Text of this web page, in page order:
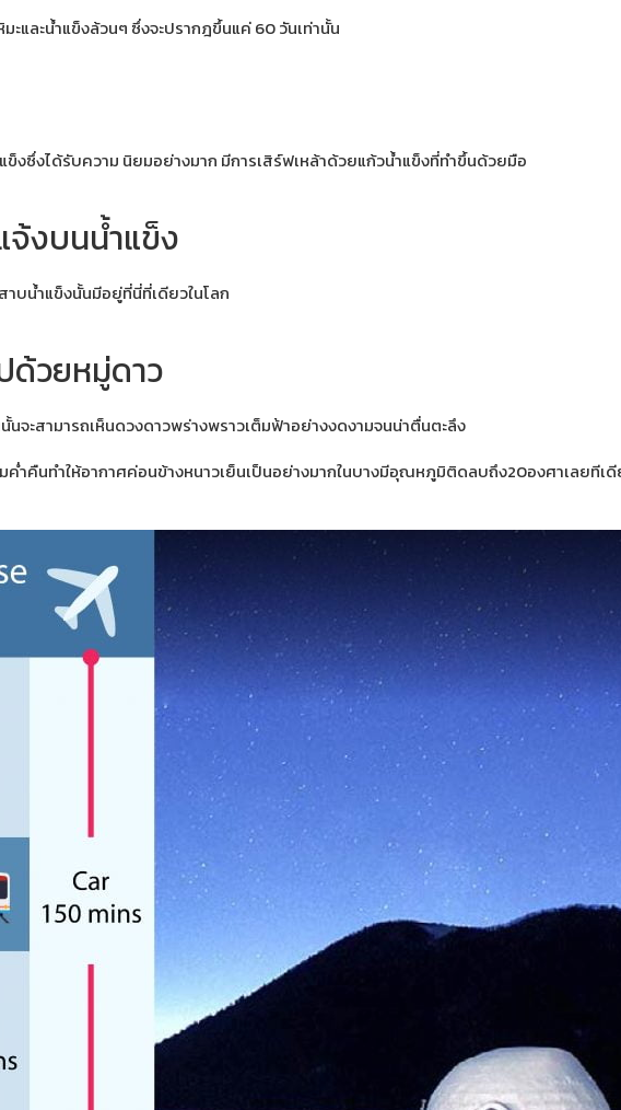
ะและน้ำแข็งล้วนๆ ซึ่งจะปรากฎขึ้นแค่ 60 วันเท่านั้น
งซึ่งได้รับความ นิยมอย่างมาก มีการเสิร์ฟเหล้าด้วยแก้วน้ำแข็งที่ทำขึ้นด้วยมือ
จ้งบนน้ำแข็ง
าบน้ำแข็งนั้นมีอยู่ที่นี่ที่เดียวในโลก
ด้วยหมู่ดาว
จะสามารถเห็นดวงดาวพร่างพราวเต็มฟ้าอย่างงดงามจนน่าตื่นตะลึง
ำคืนทำให้อากาศค่อนข้างหนาวเย็นเป็นอย่างมากในบางมีอุณหภูมิติดลบถึง20องศาเลยทีเดี